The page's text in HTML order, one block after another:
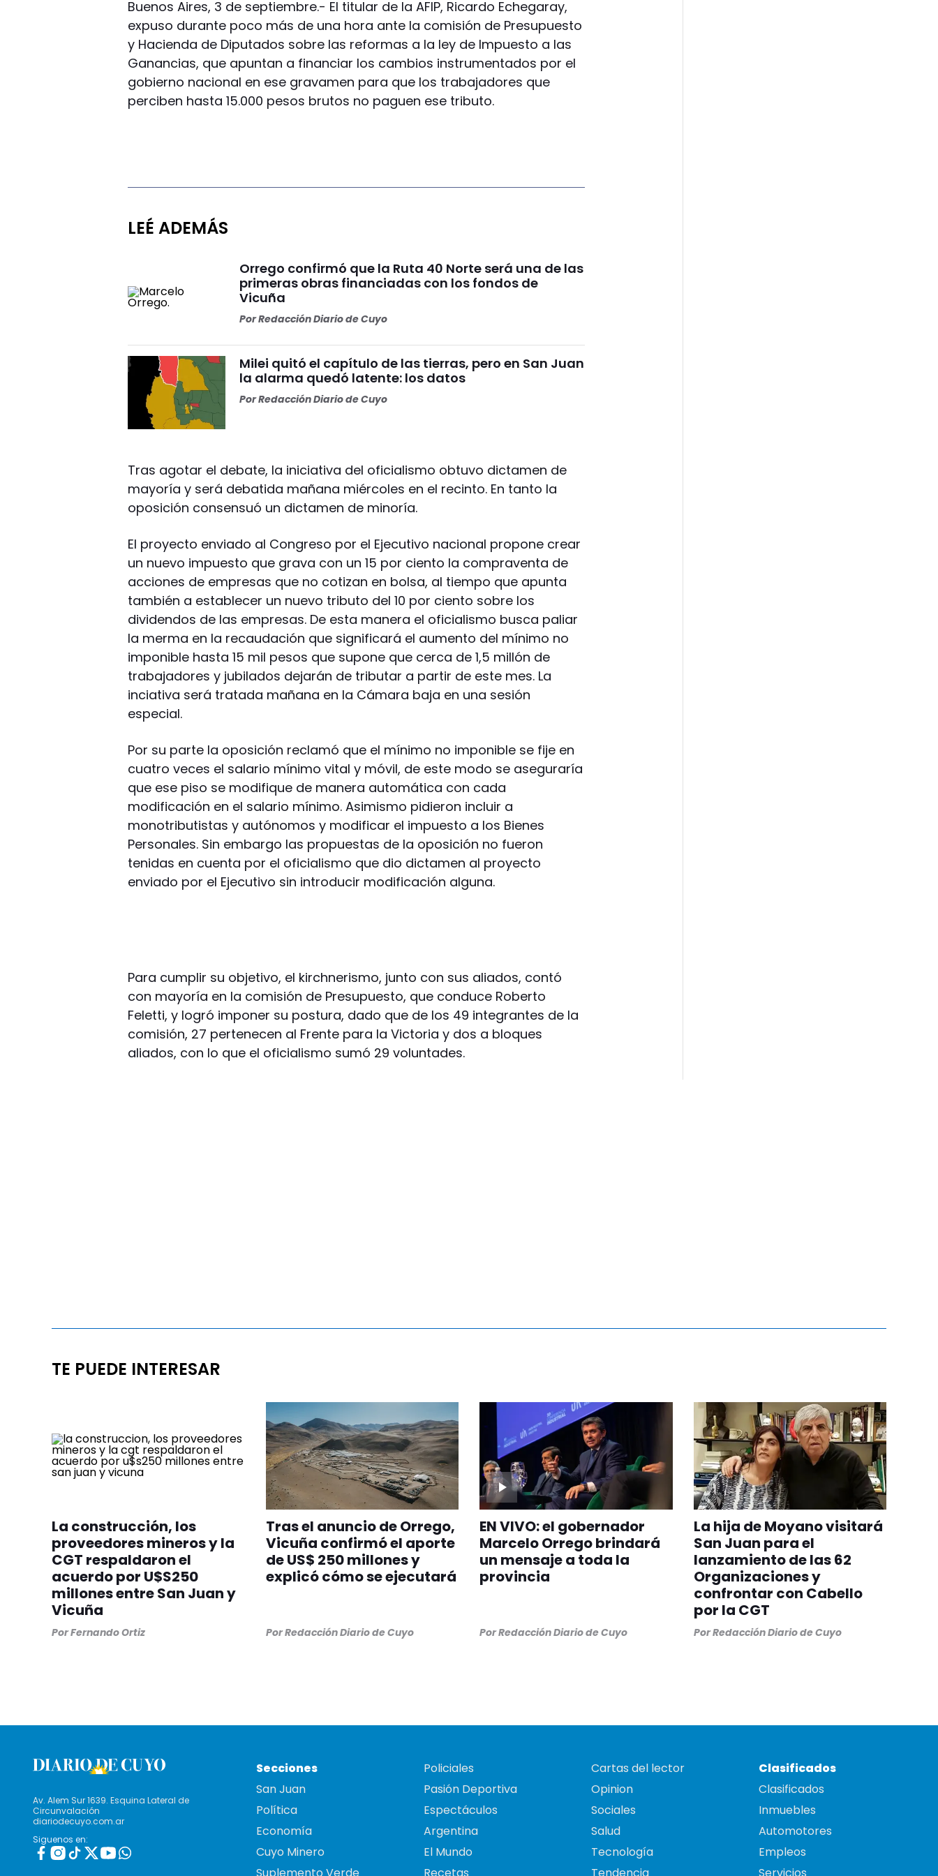
Buenos Aires, 3 de septiembre.- El titular de la AFIP, Ricardo Echegaray,
expuso durante poco más de una hora ante la comisión de Presupuesto
y Hacienda de Diputados sobre las reformas a la ley de Impuesto a las
Ganancias, que apuntan a financiar los cambios instrumentados por el
gobierno nacional en ese gravamen para que los trabajadores que
perciben hasta 15.000 pesos brutos no paguen ese tributo.
LEÉ ADEMÁS
Orrego confirmó que la Ruta 40 Norte será una de las
primeras obras financiadas con los fondos de
Vicuña
PorRedacción Diario de Cuyo
Milei quitó el capítulo de las tierras, pero en San Juan
la alarma quedó latente: los datos
PorRedacción Diario de Cuyo
Tras agotar el debate, la iniciativa del oficialismo obtuvo dictamen de
mayoría y será debatida mañana miércoles en el recinto. En tanto la
oposición consensuó un dictamen de minoría.
El proyecto enviado al Congreso por el Ejecutivo nacional propone crear
un nuevo impuesto que grava con un 15 por ciento la compraventa de
acciones de empresas que no cotizan en bolsa, al tiempo que apunta
también a establecer un nuevo tributo del 10 por ciento sobre los
dividendos de las empresas. De esta manera el oficialismo busca paliar
la merma en la recaudación que significará el aumento del mínimo no
imponible hasta 15 mil pesos que supone que cerca de 1,5 millón de
trabajadores y jubilados dejarán de tributar a partir de este mes. La
inciativa será tratada mañana en la Cámara baja en una sesión
especial.
Por su parte la oposición reclamó que el mínimo no imponible se fije en
cuatro veces el salario mínimo vital y móvil, de este modo se aseguraría
que ese piso se modifique de manera automática con cada
modificación en el salario mínimo. Asimismo pidieron incluir a
monotributistas y autónomos y modificar el impuesto a los Bienes
Personales. Sin embargo las propuestas de la oposición no fueron
tenidas en cuenta por el oficialismo que dio dictamen al proyecto
enviado por el Ejecutivo sin introducir modificación alguna.
Para cumplir su objetivo, el kirchnerismo, junto con sus aliados, contó
con mayoría en la comisión de Presupuesto, que conduce Roberto
Feletti, y logró imponer su postura, dado que de los 49 integrantes de la
comisión, 27 pertenecen al Frente para la Victoria y dos a bloques
aliados, con lo que el oficialismo sumó 29 voluntades.
TE PUEDE INTERESAR
La construcción, los
proveedores mineros y la
CGT respaldaron el
acuerdo por U$S250
millones entre San Juan y
Vicuña
PorFernando Ortiz
Tras el anuncio de Orrego,
Vicuña confirmó el aporte
de US$ 250 millones y
explicó cómo se ejecutará
PorRedacción Diario de Cuyo
EN VIVO: el gobernador
Marcelo Orrego brindará
un mensaje a toda la
provincia
PorRedacción Diario de Cuyo
La hija de Moyano visitará
San Juan para el
lanzamiento de las 62
Organizaciones y
confrontar con Cabello
por la CGT
PorRedacción Diario de Cuyo
Av. Alem Sur 1639. Esquina Lateral de
Circunvalación
diariodecuyo.com.ar
Siguenos en:
Secciones
San Juan
Política
Economía
Cuyo Minero
Policiales
Pasión Deportiva
Espectáculos
Argentina
El Mundo
Cartas del lector
Opinion
Sociales
Salud
Tecnología
Clasificados
Clasificados
Inmuebles
Automotores
Empleos